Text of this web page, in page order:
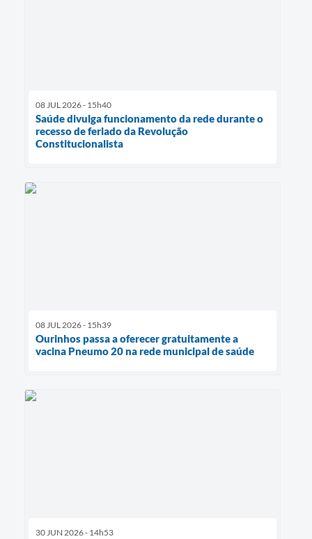
08 JUL 2026 - 15h40
Saúde divulga funcionamento da rede durante o
recesso de feriado da Revolução
Constitucionalista
08 JUL 2026 - 15h39
Ourinhos passa a oferecer gratuitamente a
vacina Pneumo 20 na rede municipal de saúde
30 JUN 2026 - 14h53